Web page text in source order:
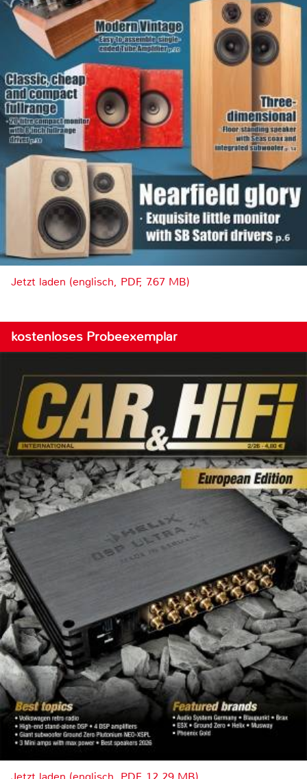
Jetzt laden (englisch, PDF, 7.67 MB)
kostenloses Probeexemplar